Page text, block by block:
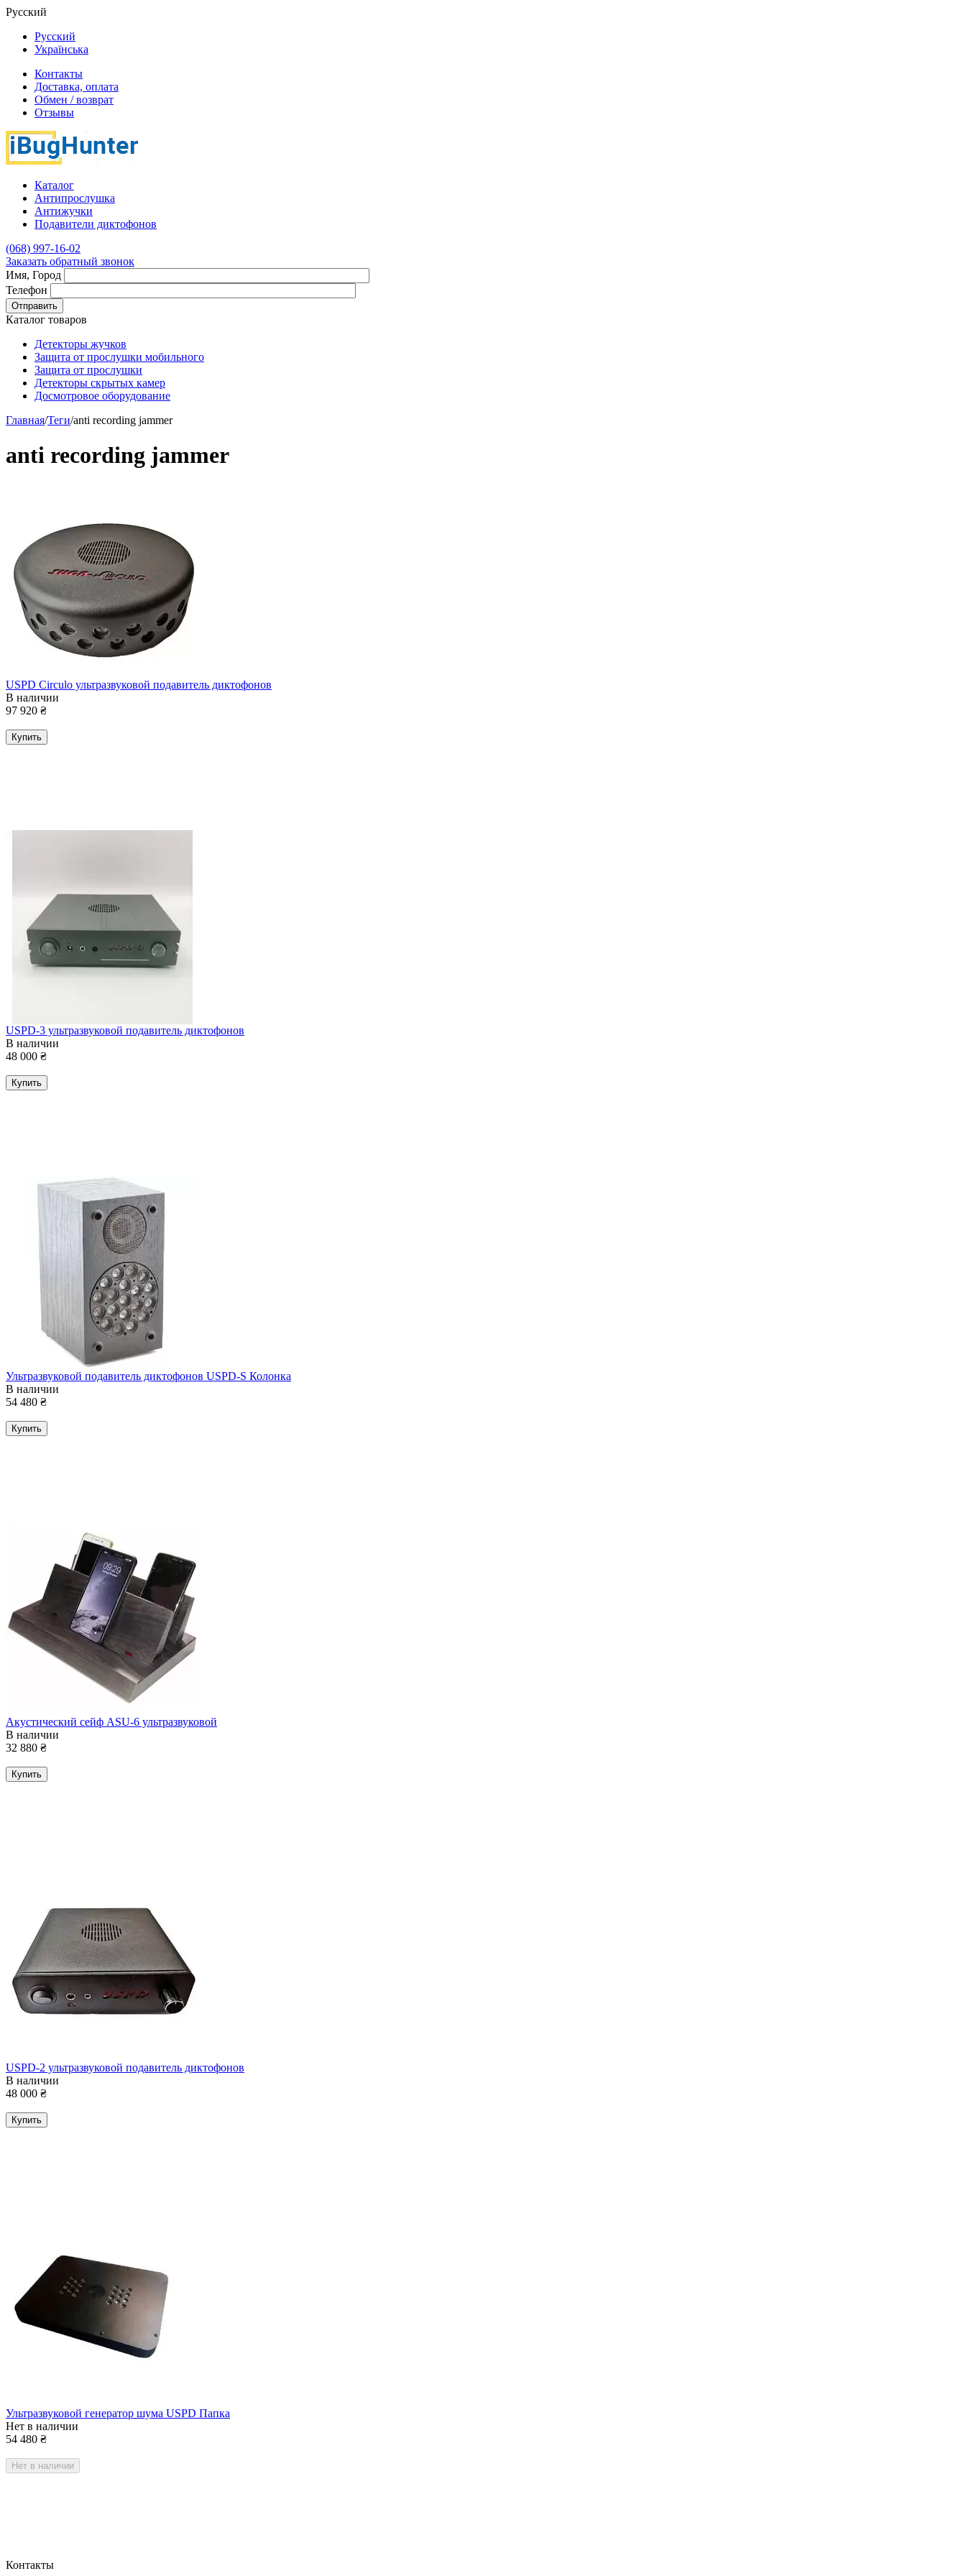
Русский
Русский
Українська
Контакты
Доставка, оплата
Обмен / возврат
Отзывы
Каталог
Антипрослушка
Антижучки
Подавители диктофонов
(068) 997-16-02
Заказать обратный звонок
Имя, Город
Телефон
Отправить
Каталог товаров
Детекторы жучков
Защита от прослушки мобильного
Защита от прослушки
Детекторы скрытых камер
Досмотровое оборудование
Главная/Теги/anti recording jammer
anti recording jammer
USPD Circulo ультразвуковой подавитель диктофонов
В наличии
97 920 ₴
Купить
USPD-3 ультразвуковой подавитель диктофонов
В наличии
48 000 ₴
Купить
Ультразвуковой подавитель диктофонов USPD-S Колонка
В наличии
54 480 ₴
Купить
Акустический сейф ASU-6 ультразвуковой
В наличии
32 880 ₴
Купить
USPD-2 ультразвуковой подавитель диктофонов
В наличии
48 000 ₴
Купить
Ультразвуковой генератор шума USPD Папка
Нет в наличии
54 480 ₴
Нет в наличии
Контакты